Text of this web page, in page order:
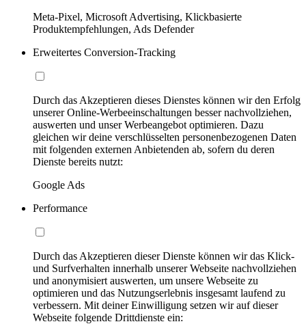
Meta-Pixel, Microsoft Advertising, Klickbasierte
Produktempfehlungen, Ads Defender
Erweitertes Conversion-Tracking
Durch das Akzeptieren dieses Dienstes können wir den Erfolg
unserer Online-Werbeeinschaltungen besser nachvollziehen,
auswerten und unser Werbeangebot optimieren. Dazu
gleichen wir deine verschlüsselten personenbezogenen Daten
mit folgenden externen Anbietenden ab, sofern du deren
Dienste bereits nutzt:
Google Ads
Performance
Durch das Akzeptieren dieser Dienste können wir das Klick-
und Surfverhalten innerhalb unserer Webseite nachvollziehen
und anonymisiert auswerten, um unsere Webseite zu
optimieren und das Nutzungserlebnis insgesamt laufend zu
verbessern. Mit deiner Einwilligung setzen wir auf dieser
Webseite folgende Drittdienste ein: